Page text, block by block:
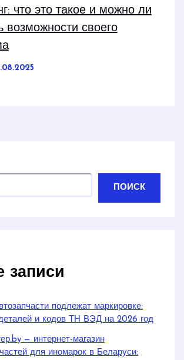
что это такое и можно ли
возможности своего
ПОИСК
записи
подлежат маркировке:
и кодов ТН ВЭД на 2026 год
— интернет-магазин
для иномарок в Беларуси: